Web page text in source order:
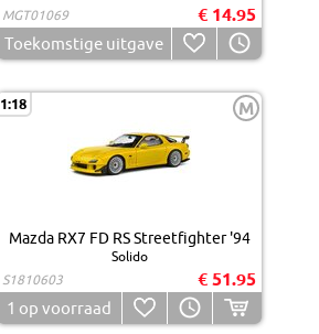
MGT01069
€ 14.95
Toekomstige uitgave
1:18 M
Mazda RX7 FD RS Streetfighter '94
Solido
S1810603
€ 51.95
1 op voorraad